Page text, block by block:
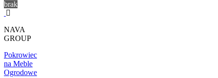
brak
NAVA
GROUP
Pokrowiec
na Meble
Ogrodowe